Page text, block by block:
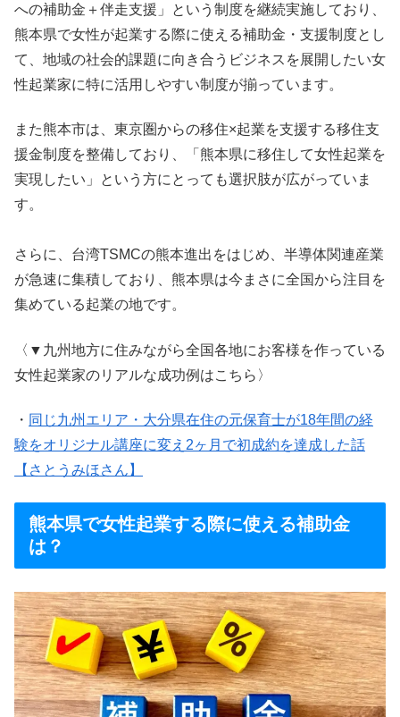
への補助金＋伴走支援」という制度を継続実施しており、
熊本県で女性が起業する際に使える補助金・支援制度とし
て、地域の社会的課題に向き合うビジネスを展開したい女
性起業家に特に活用しやすい制度が揃っています。
また熊本市は、東京圏からの移住×起業を支援する移住支
援金制度を整備しており、「熊本県に移住して女性起業を
実現したい」という方にとっても選択肢が広がっていま
す。
さらに、台湾TSMCの熊本進出をはじめ、半導体関連産業
が急速に集積しており、熊本県は今まさに全国から注目を
集めている起業の地です。
〈▼九州地方に住みながら全国各地にお客様を作っている
女性起業家のリアルな成功例はこちら〉
・ 同じ九州エリア・大分県在住の元保育士が18年間の経
験をオリジナル講座に変え2ヶ月で初成約を達成した話
【さとうみほさん】
熊本県で女性起業する際に使える補助金
は？